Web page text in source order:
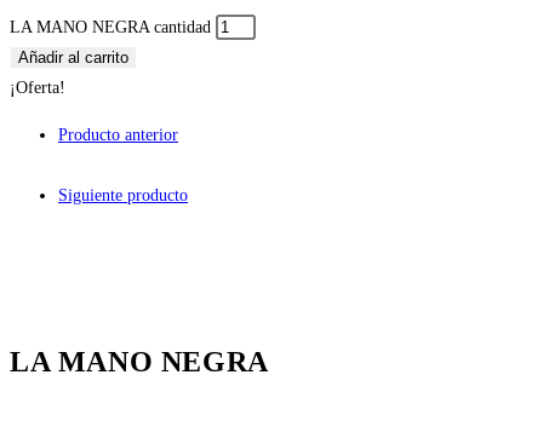
LA MANO NEGRA cantidad
Añadir al carrito
¡Oferta!
Producto anterior
Siguiente producto
LA MANO NEGRA